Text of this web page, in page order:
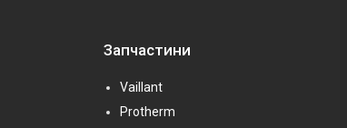
Запчастини
Vaillant
Protherm